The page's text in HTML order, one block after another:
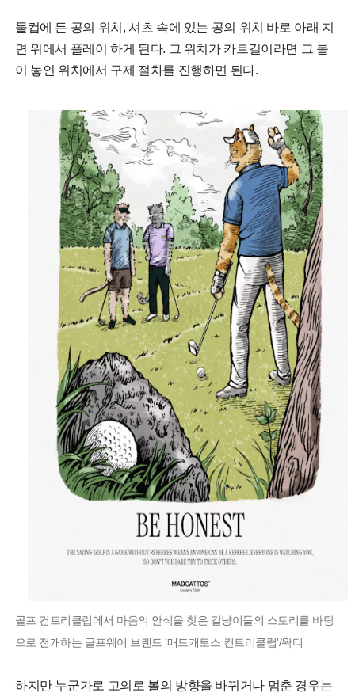
물컵에 든 공의 위치, 셔츠 속에 있는 공의 위치 바로 아래 지
면 위에서 플레이 하게 된다. 그 위치가 카트길이라면 그 볼
이 놓인 위치에서 구제 절차를 진행하면 된다.
골프 컨트리클럽에서 마음의 안식을 찾은 길냥이들의 스토리를 바탕
으로 전개하는 골프웨어 브랜드 '매드캐토스 컨트리클럽'/왁티
하지만 누군가로 고의로 볼의 방향을 바뀌거나 멈춘 경우는